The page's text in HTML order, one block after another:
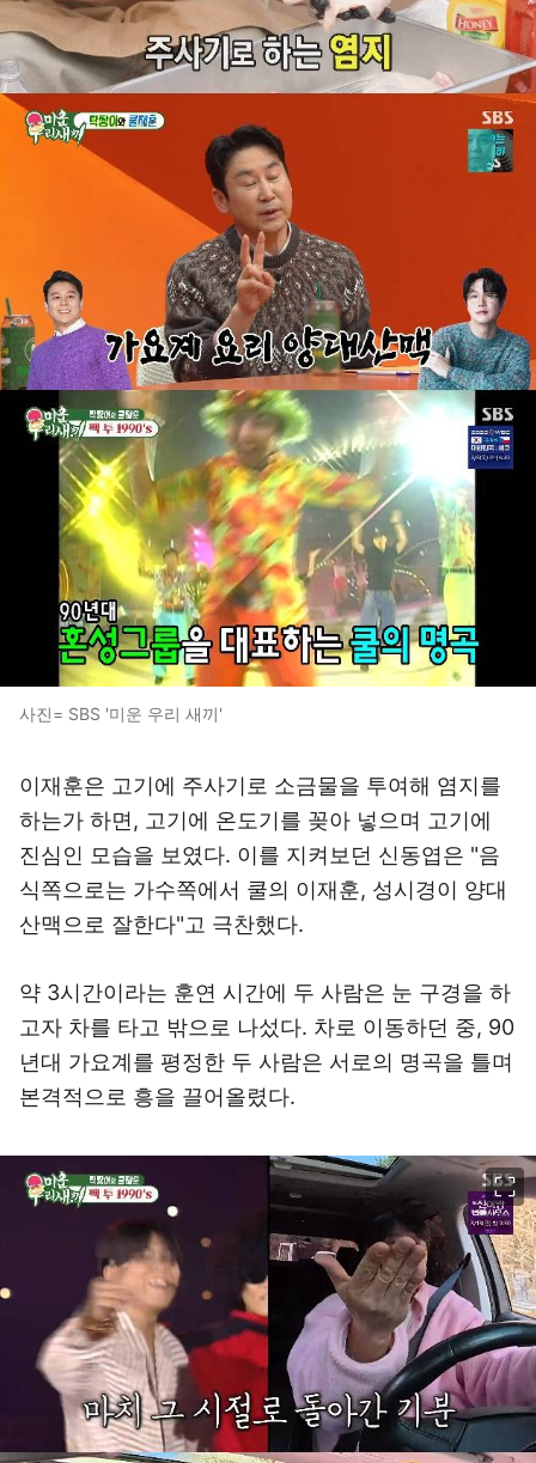
사진= SBS '미운 우리 새끼'
이재훈은 고기에 주사기로 소금물을 투여해 염지를
하는가 하면, 고기에 온도기를 꽂아 넣으며 고기에
진심인 모습을 보였다. 이를 지켜보던 신동엽은 "음
식쪽으로는 가수쪽에서 쿨의 이재훈, 성시경이 양대
산맥으로 잘한다"고 극찬했다.
약 3시간이라는 훈연 시간에 두 사람은 눈 구경을 하
고자 차를 타고 밖으로 나섰다. 차로 이동하던 중, 90
년대 가요계를 평정한 두 사람은 서로의 명곡을 틀며
본격적으로 흥을 끌어올렸다.